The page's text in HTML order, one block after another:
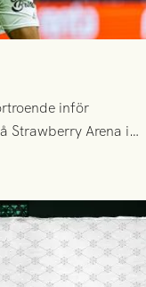
inför
Strawberry Arena i
halvlek av